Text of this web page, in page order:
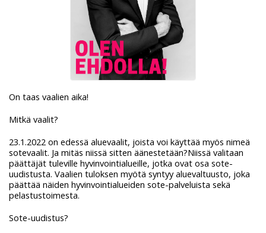
On taas vaalien aika!
Mitkä vaalit?
23.1.2022 on edessä aluevaalit, joista voi käyttää myös nimeä
sotevaalit. Ja mitäs niissä sitten äänestetään?Niissä valitaan
päättäjät tuleville hyvinvointialueille, jotka ovat osa sote-
uudistusta. Vaalien tuloksen myötä syntyy aluevaltuusto, joka
päättää näiden hyvinvointialueiden sote-palveluista sekä
pelastustoimesta.
Sote-uudistus?